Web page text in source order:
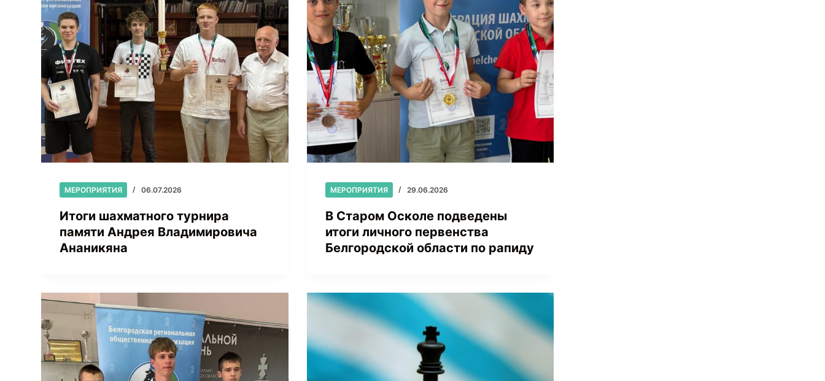
МЕРОПРИЯТИЯ 06.07.2026
Итоги шахматного турнира
памяти Андрея Владимировича
Ананикяна
МЕРОПРИЯТИЯ 29.06.2026
В Старом Осколе подведены
итоги личного первенства
Белгородской области по рапиду